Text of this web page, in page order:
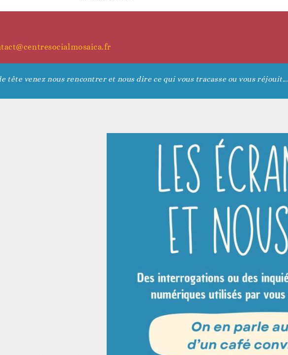
bénévole Nos actualités
Accès aux droits
tête venez nous rencontrer et nous dire ce qui vous tracasse ou vous réjouit...